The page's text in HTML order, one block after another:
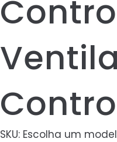
SKU: Escolha um